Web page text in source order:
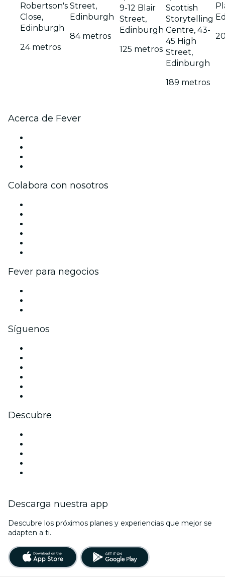
Robertson's
Close,
Edinburgh
24 metros
Street,
Edinburgh
84 metros
9-12 Blair
Street,
Edinburgh
125 metros
Scottish
Storytelling
Centre, 43-
45 High
Street,
Edinburgh
189 metros
Acerca de Fever
Colabora con nosotros
Fever para negocios
Síguenos
Descubre
Descarga nuestra app
Descubre los próximos planes y experiencias que mejor se
adapten a ti.